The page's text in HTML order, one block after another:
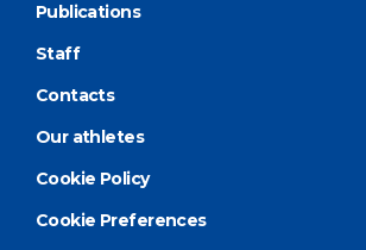
Publications
Staff
Contacts
Our athletes
Cookie Policy
Cookie Preferences